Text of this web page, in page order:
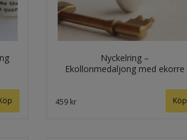
Nyckelring –
Ekollonmedaljong med ekorre
459 kr Köp